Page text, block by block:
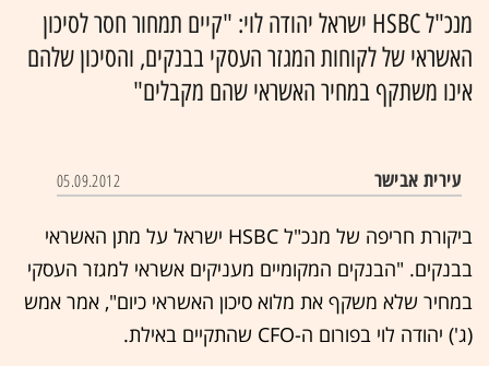
מנכ"ל HSBC ישראל יהודה לוי: "קיים תמחור חסר לסיכון
האשראי של לקוחות המגזר העסקי בבנקים, והסיכון שלהם
אינו משתקף במחיר האשראי שהם מקבלים"
עירית אבישר 05.09.2012
ביקורת חריפה של מנכ"ל HSBC ישראל על מתן האשראי
בבנקים. "הבנקים המקומיים מעניקים אשראי למגזר העסקי
במחיר שלא משקף את מלוא סיכון האשראי כיום", אמר אמש
(ג') יהודה לוי בפורום ה-CFO שהתקיים באילת.